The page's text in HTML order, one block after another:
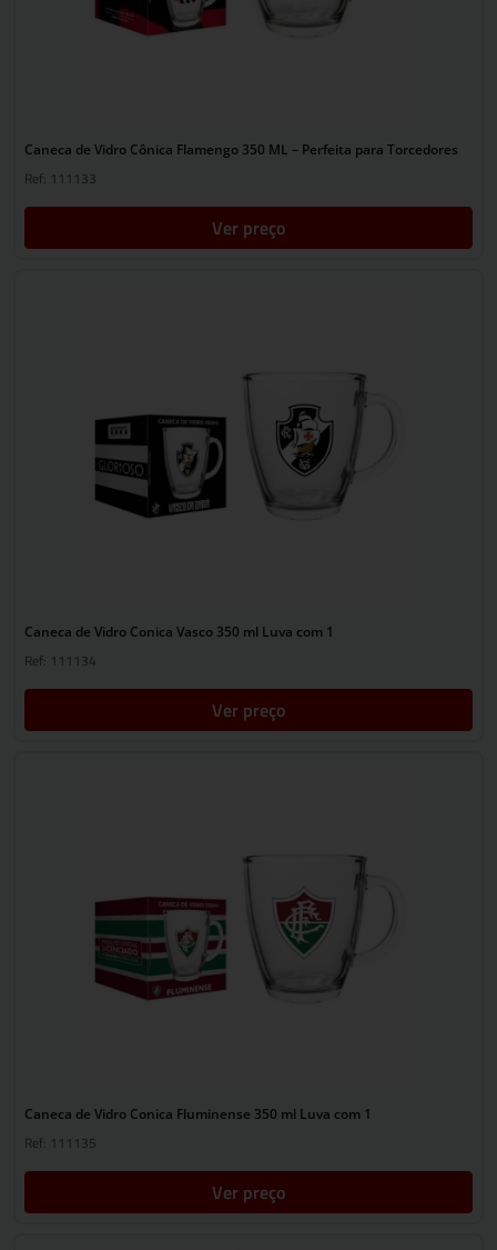
Caneca de Vidro Cônica Flamengo 350 ML – Perfeita para Torcedores
Ref: 111133
Ver preço
Caneca de Vidro Conica Vasco 350 ml Luva com 1
Ref: 111134
Ver preço
Caneca de Vidro Conica Fluminense 350 ml Luva com 1
Ref: 111135
Ver preço